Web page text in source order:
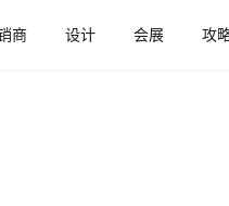
商 设计 会展 攻